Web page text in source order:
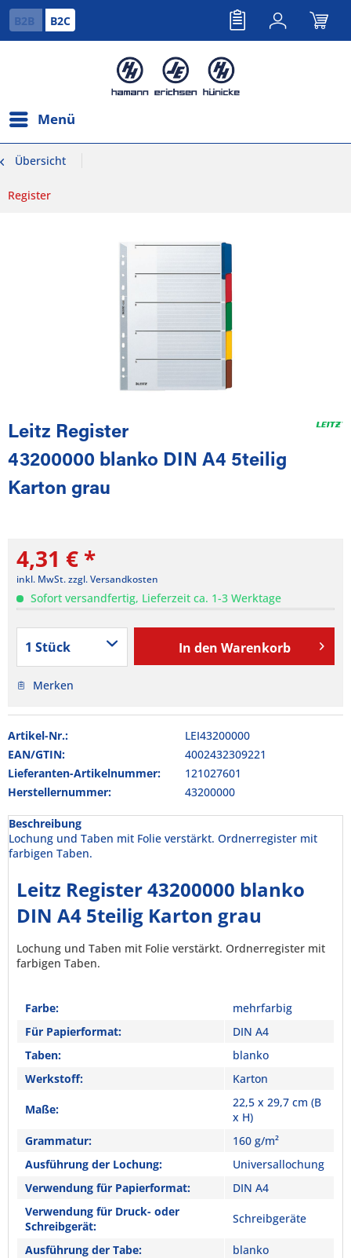
B2B B2C
Menü
Übersicht
Register
Leitz Register
43200000 blanko DIN A4 5teilig
Karton grau
4,31 € *
inkl. MwSt.zzgl. Versandkosten
Sofort versandfertig, Lieferzeit ca. 1-3 Werktage
In den Warenkorb
Merken
Artikel-Nr.:
LEI43200000
EAN/GTIN:
4002432309221
Lieferanten-Artikelnummer:
121027601
Herstellernummer:
43200000
Beschreibung
Lochung und Taben mit Folie verstärkt. Ordnerregister mit
farbigen Taben.
Leitz Register 43200000 blanko
DIN A4 5teilig Karton grau
Lochung und Taben mit Folie verstärkt. Ordnerregister mit
farbigen Taben.
Farbe:
mehrfarbig
Für Papierformat:
DIN A4
Taben:
blanko
Werkstoff:
Karton
Maße:
22,5 x 29,7 cm (B
x H)
Grammatur:
160 g/m²
Ausführung der Lochung:
Universallochung
Verwendung für Papierformat:
DIN A4
Verwendung für Druck- oder
Schreibgerät:
Schreibgeräte
Ausführung der Tabe:
blanko